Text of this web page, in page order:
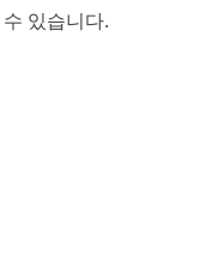
있습니다.